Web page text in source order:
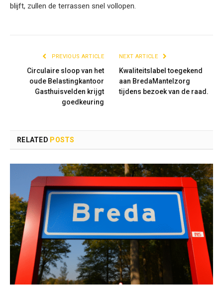
blijft, zullen de terrassen snel vollopen.
PREVIOUS ARTICLE
Circulaire sloop van het
oude Belastingkantoor
Gasthuisvelden krijgt
goedkeuring
NEXT ARTICLE
Kwaliteitslabel toegekend
aan BredaMantelzorg
tijdens bezoek van de raad.
RELATED POSTS